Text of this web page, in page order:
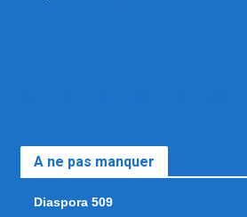
A ne pas manquer
Diaspora 509